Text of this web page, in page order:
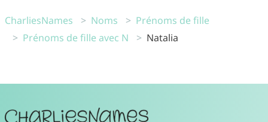
CharliesNames Noms
Prénoms de fille
Prénoms de fille avec N
Natalia